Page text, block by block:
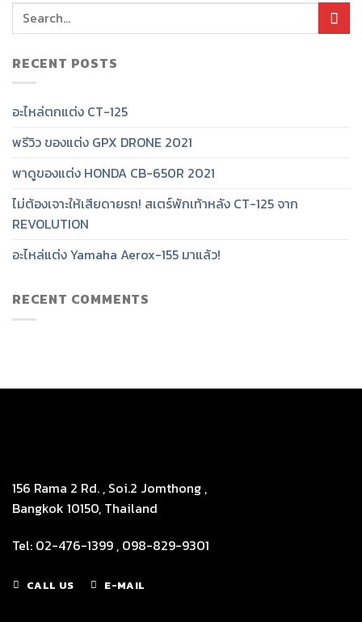
RECENT POSTS
อะไหล่ตกแต่ง CT-125
พรีวิว ของแต่ง GPX DRONE 2021
พาดูของแต่ง HONDA CB-650R 2021
ไม่ต้องเจาะให้เสียดายรถ! สเตร์พักเท้าหลัง CT-125 จาก
REVOLUTION
อะไหล่แต่ง Yamaha Aerox-155 มาแล้ว!
RECENT COMMENTS
156 Rama 2 Rd. , Soi.2 Jomthong ,
Bangkok 10150, Thailand
Tel: 02-476-1399 , 098-829-9301
CALL US E-MAIL